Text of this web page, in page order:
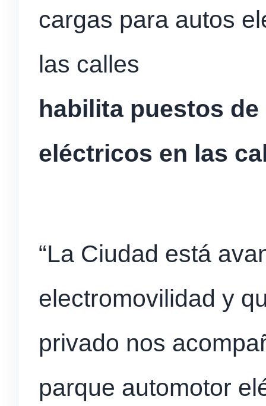
habilita puestos
eléctricos en las
“La Ciudad está
electromovilidad y
privado nos
parque automotor